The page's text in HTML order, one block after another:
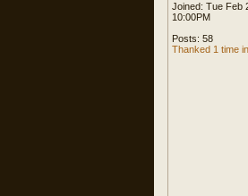
Joined: Tue Feb
10:00PM
Posts: 58
Thanked 1 time